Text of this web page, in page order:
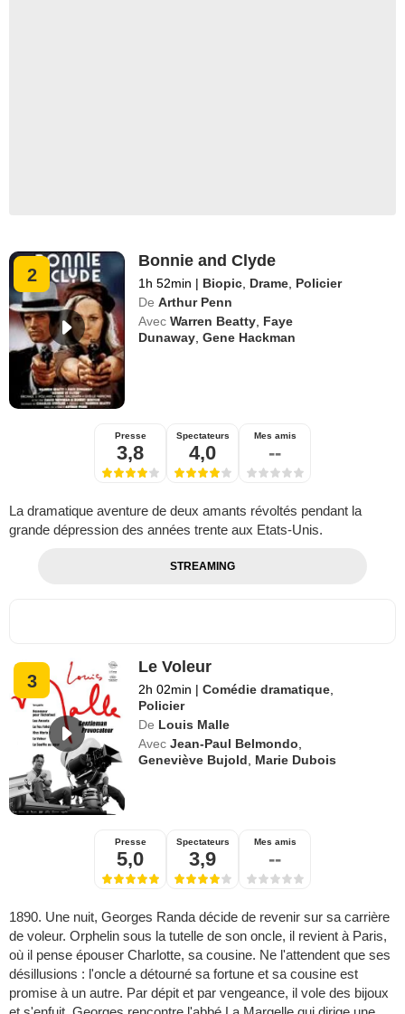
2
Bonnie and Clyde
1h 52min | Biopic Drame Policier
De Arthur Penn
Avec Warren Beatty Faye
Dunaway ,Gene Hackman
Presse
3,8
Spectateurs
4,0
Mes amis
--
La dramatique aventure de deux amants révoltés pendant la
grande dépression des années trente aux Etats-Unis.
STREAMING
3
Le Voleur
2h 02min | Comédie dramatique
Policier
De Louis Malle
Avec Jean-Paul Belmondo
Geneviève Bujold
Marie Dubois
Presse
5,0
Spectateurs
3,9
Mes amis
--
1890. Une nuit, Georges Randa décide de revenir sur sa carrière
de voleur. Orphelin sous la tutelle de son oncle, il revient à Paris,
où il pense épouser Charlotte, sa cousine. Ne l'attendent que ses
désillusions : l'oncle a détourné sa fortune et sa cousine est
promise à un autre. Par dépit et par vengeance, il vole des bijoux